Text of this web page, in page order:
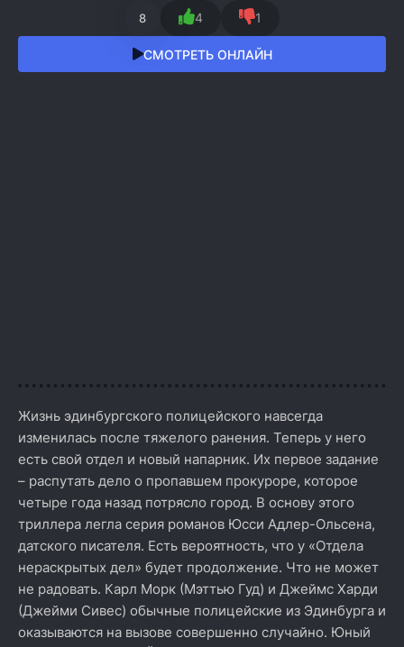
8 4 1
СМОТРЕТЬ ОНЛАЙН
Жизнь эдинбургского полицейского навсегда
изменилась после тяжелого ранения. Теперь у него
есть свой отдел и новый напарник. Их первое задание
– распутать дело о пропавшем прокуроре, которое
четыре года назад потрясло город. В основу этого
триллера легла серия романов Юсси Адлер-Ольсена,
датского писателя. Есть вероятность, что у «Отдела
нераскрытых дел» будет продолжение. Что не может
не радовать. Карл Морк (Мэттью Гуд) и Джеймс Харди
(Джейми Сивес) обычные полицейские из Эдинбурга и
оказываются на вызове совершенно случайно. Юный